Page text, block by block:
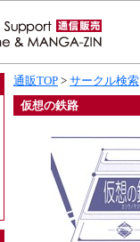
通販TOP > サークル検索
仮想の鉄路